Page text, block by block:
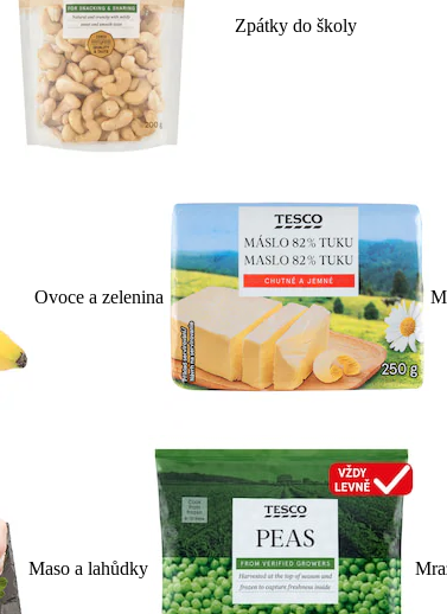
Zpátky do školy
Ovoce a zelenina
Maso a lahůdky